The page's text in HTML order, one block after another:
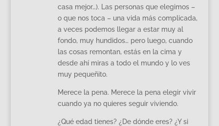
casa mejor…). Las personas que elegimos –
o que nos toca – una vida más complicada,
a veces podemos llegar a estar muy al
fondo, muy hundidos… pero luego, cuando
las cosas remontan, estás en la cima y
desde ahí miras a todo el mundo y lo ves
muy pequeñito.
Merece la pena. Merece la pena elegir vivir
cuando ya no quieres seguir viviendo.
¿Qué edad tienes? ¿De dónde eres? ¿Y si